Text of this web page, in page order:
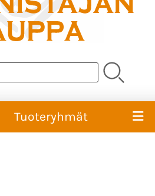
Tuoteryhmät